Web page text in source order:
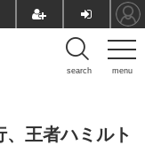
menu
search
、王者ハミルト